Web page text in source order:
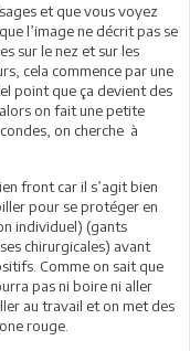
et que vous voyez
l’image ne décrit pas se
sur le nez et sur les
cela commence par une
point que ça devient des
on fait une petite
on cherche à
front car il s’agit bien
pour se protéger en
individuel) (gants
chirurgicales) avant
Comme on sait que
pas ni boire ni aller
au travail et on met des
rouge.